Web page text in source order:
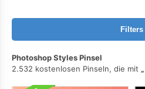
Filters
Photoshop Styles Pinsel
2.532 kostenlosen Pinseln, die mit